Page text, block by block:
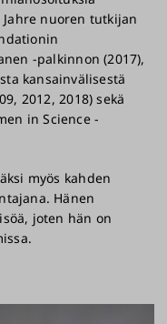
nuoren tutkijan
-palkinnon (2017),
kansainvälisestä
2012, 2018) sekä
in Science -
myös kahden
Hänen
joten hän on